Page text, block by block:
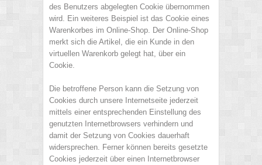
des Benutzers abgelegten Cookie übernommen
wird. Ein weiteres Beispiel ist das Cookie eines
Warenkorbes im Online-Shop. Der Online-Shop
merkt sich die Artikel, die ein Kunde in den
virtuellen Warenkorb gelegt hat, über ein
Cookie.
Die betroffene Person kann die Setzung von
Cookies durch unsere Internetseite jederzeit
mittels einer entsprechenden Einstellung des
genutzten Internetbrowsers verhindern und
damit der Setzung von Cookies dauerhaft
widersprechen. Ferner können bereits gesetzte
Cookies jederzeit über einen Internetbrowser